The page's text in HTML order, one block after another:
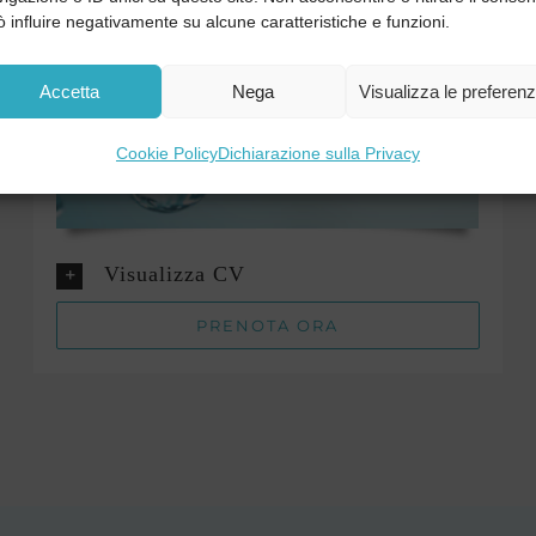
influire negativamente su alcune caratteristiche e funzioni.
Accetta Nega Visualizza le
Cookie PolicyDichiarazione sulla Privacy
Visualizza CV
PRENOTA ORA